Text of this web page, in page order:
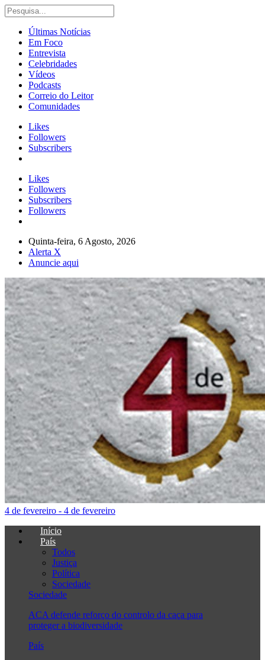
Últimas Notícias
Em Foco
Entrevista
Celebridades
Vídeos
Podcasts
Correio do Leitor
Comunidades
Likes
Followers
Subscribers
Likes
Followers
Subscribers
Followers
Quinta-feira, 6 Agosto, 2026
Alerta X
Anuncie aqui
4 de fevereiro - 4 de fevereiro
Início
País
Todos
Justiça
Política
Sociedade
Sociedade
ACA defende reforço do controlo da caça para
proteger a biodiversidade
País